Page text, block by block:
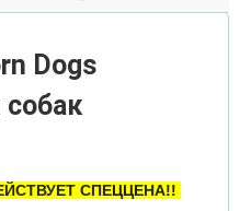
Dogs
СПЕЦЦЕНА!!